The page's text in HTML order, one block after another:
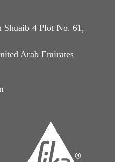
4 Plot No. 61,
Arab Emirates